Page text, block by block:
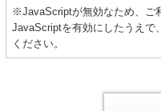
※JavaScriptが無効なため、ご
JavaScriptを有効にしたうえで
ください。